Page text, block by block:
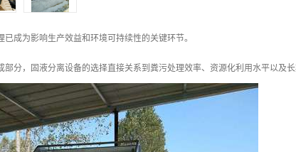
成为影响生产效益和环境可持续性的关键环节。
部分，固液分离设备的选择直接关系到粪污处理效率、资源化利用水平以及